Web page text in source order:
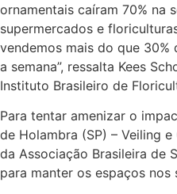
ornamentais caíram 70% na
supermercados e
vendemos mais do que
a semana”, ressalta Kees
Instituto Brasileiro de
Para tentar amenizar o
de Holambra (SP) – Veiling
da Associação Brasileira de
para manter os espaços nos